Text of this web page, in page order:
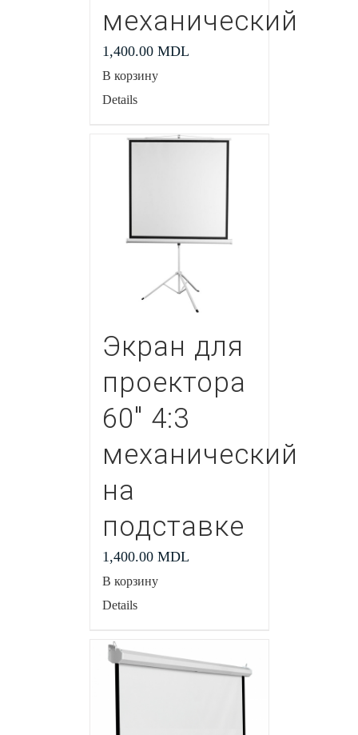
механический
1,400.00 MDL
В корзину
Details
Экран для
проектора
60″ 4:3
механический
на
подставке
1,400.00 MDL
В корзину
Details